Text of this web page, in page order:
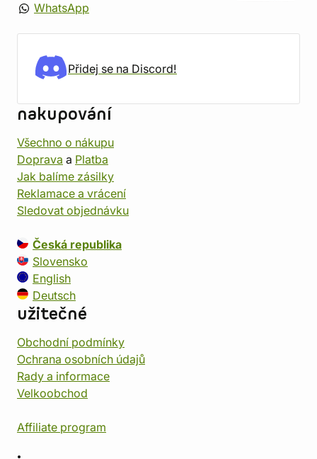
WhatsApp
Přidej se na Discord!
nakupování
Všechno o nákupu
Doprava a Platba
Jak balíme zásilky
Reklamace a vrácení
Sledovat objednávku
Česká republika
Slovensko
English
Deutsch
užitečné
Obchodní podmínky
Ochrana osobních údajů
Rady a informace
Velkoobchod
Affiliate program